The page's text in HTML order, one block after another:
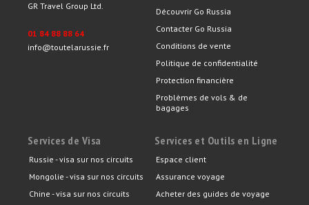
GR Travel Group Ltd.
01 84 88 88 64
info@toutelarussie.fr
Découvrir Go Russia
Contacter Go Russia
Conditions de vente
Politique de confidentialité
Protection financière
Problèmes de vols & de
bagages
Services de Visa
Russie - visa sur nos circuits
Mongolie - visa sur nos circuits
Chine - visa sur nos circuits
Services et Outils en Ligne
Espace client
Assurance voyage
Acheter des guides de voyage